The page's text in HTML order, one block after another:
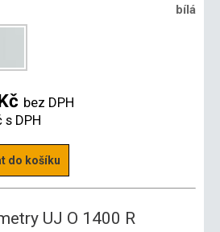
bílá
bez DPH
s DPH
do košíku
UJ O 1400 R